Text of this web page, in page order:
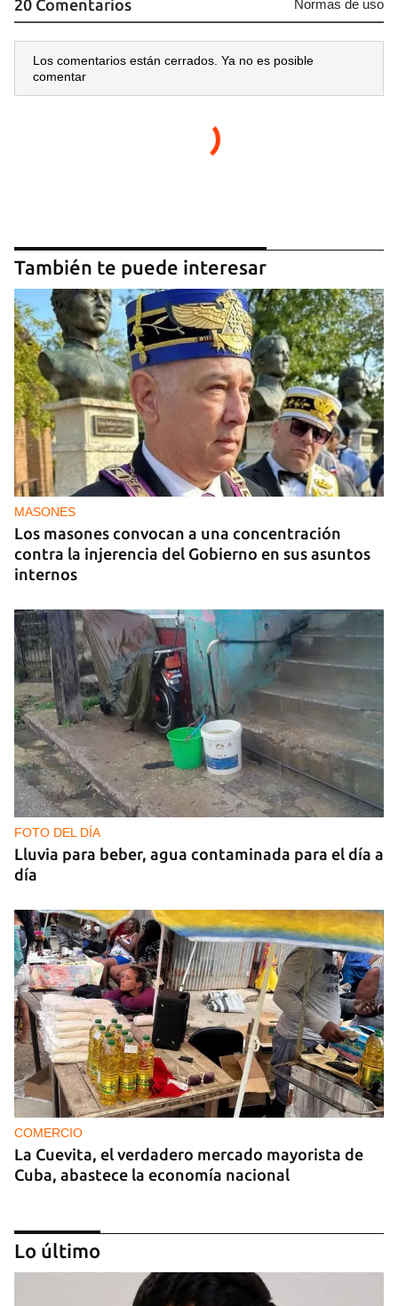
20 Comentarios Normas de uso
Los comentarios están cerrados. Ya no es posible
comentar
También te puede interesar
MASONES
Los masones convocan a una concentración
contra la injerencia del Gobierno en sus asuntos
internos
FOTO DEL DÍA
Lluvia para beber, agua contaminada para el día a
día
COMERCIO
La Cuevita, el verdadero mercado mayorista de
Cuba, abastece la economía nacional
Lo último